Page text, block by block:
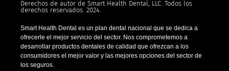
Derechos de autor de Smart Health Dental, LLC. Todos los
derechos reservados. 2024.
Smart Health Dental es un plan dental nacional que se dedica a
ofrecerle el mejor servicio del sector. Nos comprometemos a
desarrollar productos dentales de calidad que ofrezcan a los
consumidores el mejor valor y las mejores opciones del sector de
los seguros.